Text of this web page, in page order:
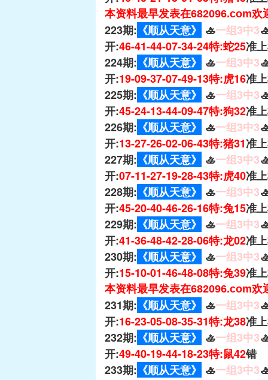
本资料最早发表在682096.com欢
223期: 《顺从天意》 🚣一组3中3
开:46-41-44-07-34-24特:蛇25准
224期: 《顺从天意》 🚣一组3中3
开:19-09-37-07-49-13特:虎16准
225期: 《顺从天意》 🚣一组3中3
开:45-24-13-44-09-47特:狗32准
226期: 《顺从天意》 🚣一组3中3
开:13-27-26-02-06-43特:猪31准
227期: 《顺从天意》 🚣一组3中3
开:07-11-27-19-28-43特:虎40准
228期: 《顺从天意》 🚣一组3中3
开:45-20-40-46-26-16特:兔15准
229期: 《顺从天意》 🚣一组3中3
开:41-36-48-42-28-06特:龙02准
230期: 《顺从天意》 🚣一组3中3
开:15-10-01-46-48-08特:兔39准
本资料最早发表在682096.com欢
231期: 《顺从天意》 🚣一组3中3
开:16-23-05-08-35-31特:龙38准
232期: 《顺从天意》 🚣一组3中3
开:49-40-19-44-18-23特:鼠42错
233期: 《顺从天意》 🚣一组3中3